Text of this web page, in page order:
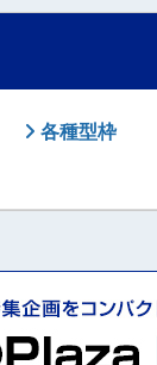
各種型枠